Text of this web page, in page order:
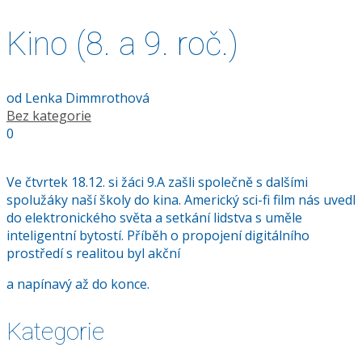
Kino (8. a 9. roč.)
od Lenka Dimmrothová
Bez kategorie
0
Ve čtvrtek 18.12. si žáci 9.A zašli společně s dalšími
spolužáky naší školy do kina. Americký sci-fi film nás uvedl
do elektronického světa a setkání lidstva s uměle
inteligentní bytostí. Příběh o propojení digitálního
prostředí s realitou byl akční
a napínavý až do konce.
Kategorie